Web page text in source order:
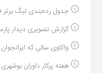
جدول رده‌بندی لیگ برتر
گزارش تصویری دیدار
واکاوی سالی که
هفته پرکار داوران